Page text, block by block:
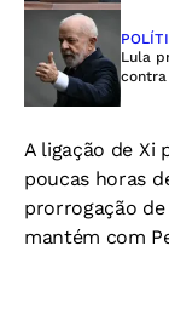
Lula
A ligação de Xi
poucas horas
prorrogação
mantém com